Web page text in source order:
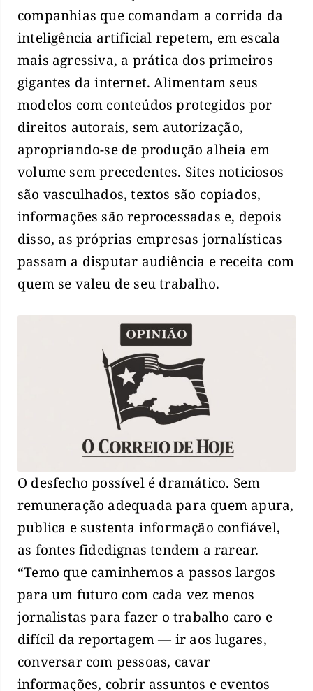
companhias que comandam a corrida da
inteligência artificial repetem, em escala
mais agressiva, a prática dos primeiros
gigantes da internet. Alimentam seus
modelos com conteúdos protegidos por
direitos autorais, sem autorização,
apropriando-se de produção alheia em
volume sem precedentes. Sites noticiosos
são vasculhados, textos são copiados,
informações são reprocessadas e, depois
disso, as próprias empresas jornalísticas
passam a disputar audiência e receita com
quem se valeu de seu trabalho.
O desfecho possível é dramático. Sem
remuneração adequada para quem apura,
publica e sustenta informação confiável,
as fontes fidedignas tendem a rarear.
“Temo que caminhemos a passos largos
para um futuro com cada vez menos
jornalistas para fazer o trabalho caro e
difícil da reportagem — ir aos lugares,
conversar com pessoas, cavar
informações, cobrir assuntos e eventos